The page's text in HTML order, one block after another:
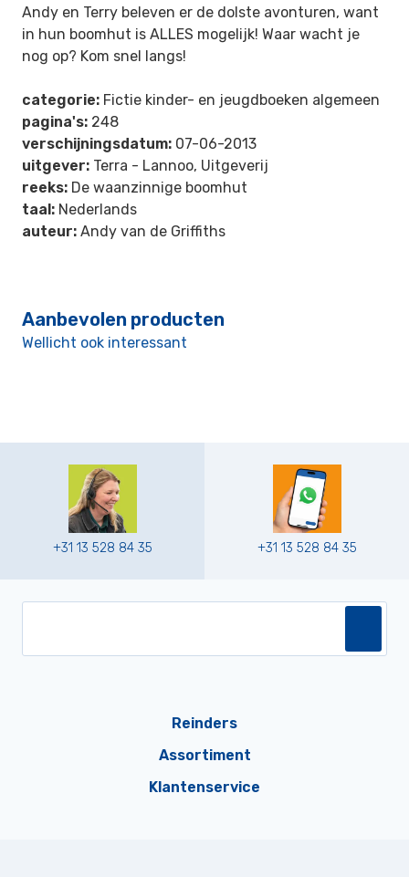
Andy en Terry beleven er de dolste avonturen, want
in hun boomhut is ALLES mogelijk! Waar wacht je
nog op? Kom snel langs!
categorie: Fictie kinder- en jeugdboeken algemeen
pagina's: 248
verschijningsdatum: 07-06-2013
uitgever: Terra - Lannoo, Uitgeverij
reeks: De waanzinnige boomhut
taal: Nederlands
auteur: Andy van de Griffiths
Aanbevolen producten
Wellicht ook interessant
+31 13 528 84 35 +31 13 528 84 35
Reinders
Assortiment
Klantenservice